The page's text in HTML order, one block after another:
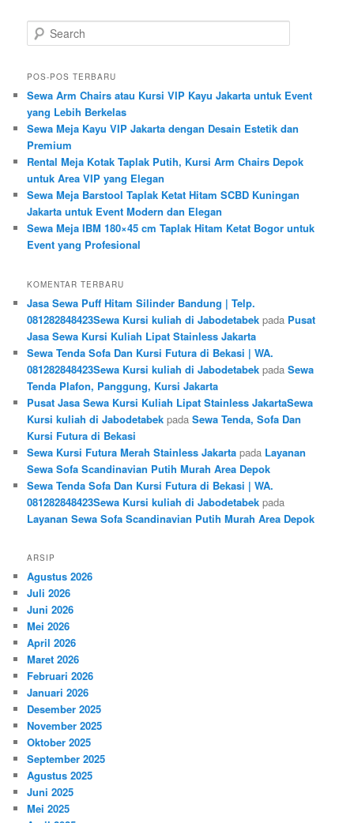
Search
POS-POS TERBARU
Sewa Arm Chairs atau Kursi VIP Kayu Jakarta untuk Event
yang Lebih Berkelas
Sewa Meja Kayu VIP Jakarta dengan Desain Estetik dan
Premium
Rental Meja Kotak Taplak Putih, Kursi Arm Chairs Depok
untuk Area VIP yang Elegan
Sewa Meja Barstool Taplak Ketat Hitam SCBD Kuningan
Jakarta untuk Event Modern dan Elegan
Sewa Meja IBM 180×45 cm Taplak Hitam Ketat Bogor untuk
Event yang Profesional
KOMENTAR TERBARU
Jasa Sewa Puff Hitam Silinder Bandung | Telp.
081282848423Sewa Kursi kuliah di Jabodetabek pada Pusat
Jasa Sewa Kursi Kuliah Lipat Stainless Jakarta
Sewa Tenda Sofa Dan Kursi Futura di Bekasi | WA.
081282848423Sewa Kursi kuliah di Jabodetabek padaSewa
Tenda Plafon, Panggung, Kursi Jakarta
Pusat Jasa Sewa Kursi Kuliah Lipat Stainless JakartaSewa
Kursi kuliah di Jabodetabek padaSewa Tenda, Sofa Dan
Kursi Futura di Bekasi
Sewa Kursi Futura Merah Stainless Jakarta pada Layanan
Sewa Sofa Scandinavian Putih Murah Area Depok
Sewa Tenda Sofa Dan Kursi Futura di Bekasi | WA.
081282848423Sewa Kursi kuliah di Jabodetabek pada
Layanan Sewa Sofa Scandinavian Putih Murah Area Depok
ARSIP
Agustus 2026
Juli 2026
Juni 2026
Mei 2026
April 2026
Maret 2026
Februari 2026
Januari 2026
Desember 2025
November 2025
Oktober 2025
September 2025
Agustus 2025
Juni 2025
Mei 2025